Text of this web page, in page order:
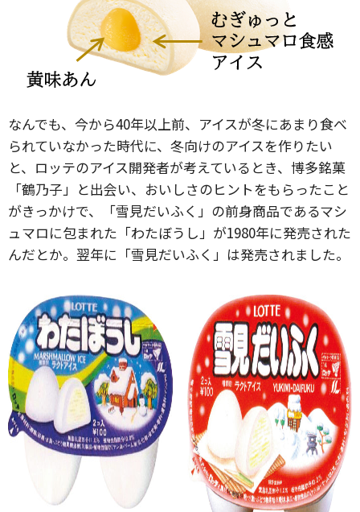
なんでも、今から40年以上前、アイスが冬にあまり食べ
られていなかった時代に、冬向けのアイスを作りたい
と、ロッテのアイス開発者が考えているとき、博多銘菓
「鶴乃子」と出会い、おいしさのヒントをもらったこと
がきっかけで、「雪見だいふく」の前身商品であるマシ
ュマロに包まれた「わたぼうし」が1980年に発売された
んだとか。翌年に「雪見だいふく」は発売されました。